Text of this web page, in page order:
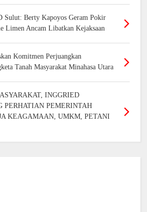
Sulut: Berty Kapoyos Geram Pokir
Limen Ancam Libatkan Kejaksaan
Komitmen Perjuangkan
Tanah Masyarakat Minahasa Utara
INGGRIED
PERHATIAN PEMERINTAH
KEAGAMAAN, UMKM, PETANI